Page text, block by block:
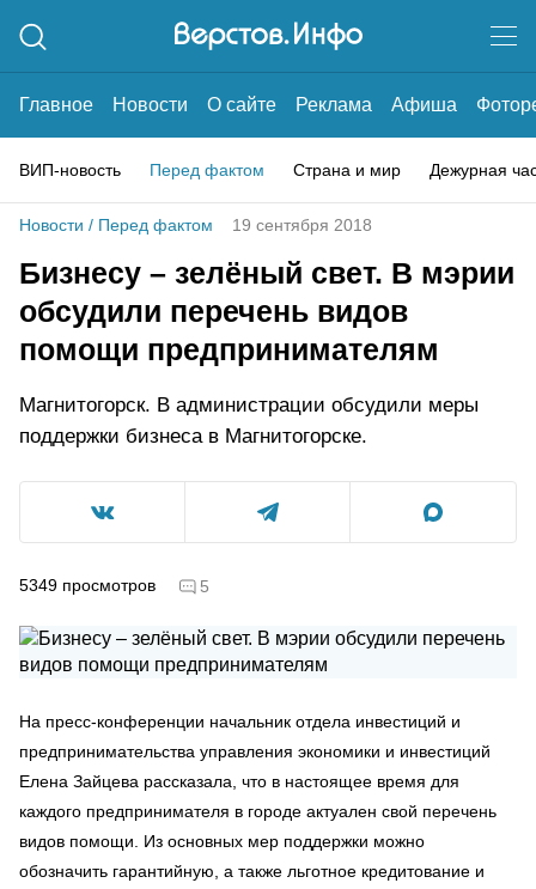
Главное Новости О сайте Реклама Афиша
ВИП-новость Перед фактом Страна и мир Дежурная
Новости / Перед фактом 19 сентября 2018
Бизнесу – зелёный свет. В мэрии
обсудили перечень видов
помощи предпринимателям
Магнитогорск. В администрации обсудили меры
поддержки бизнеса в Магнитогорске.
5349 просмотров 5
На пресс-конференции начальник отдела инвестиций и
предпринимательства управления экономики и инвестиций
Елена Зайцева рассказала, что в настоящее время для
каждого предпринимателя в городе актуален свой перечень
видов помощи. Из основных мер поддержки можно
обозначить гарантийную, а также льготное кредитование и